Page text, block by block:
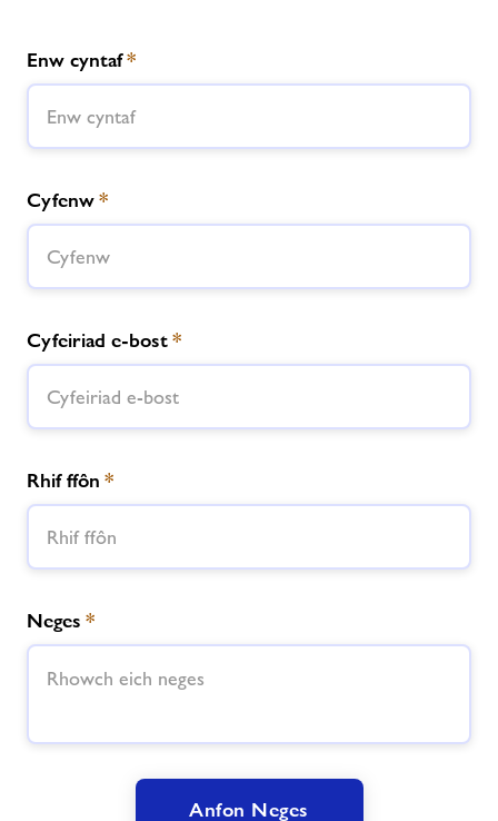
Enw cyntaf*
Cyfenw*
Cyfeiriad e-bost*
Rhif ffôn *
Neges *
Anfon Neges